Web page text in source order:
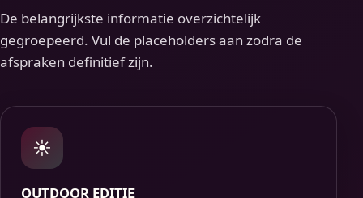
De belangrijkste informatie overzichtelijk
gegroepeerd. Vul de placeholders aan zodra de
afspraken definitief zijn.
☀
OUTDOOR EDITIE